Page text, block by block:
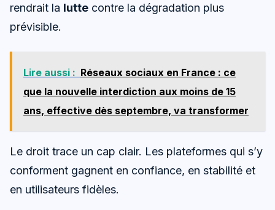
rendrait la lutte contre la dégradation plus
prévisible.
Lire aussi : Réseaux sociaux en France : ce
que la nouvelle interdiction aux moins de 15
ans, effective dès septembre, va transformer
Le droit trace un cap clair. Les plateformes qui s’y
conforment gagnent en confiance, en stabilité et
en utilisateurs fidèles.